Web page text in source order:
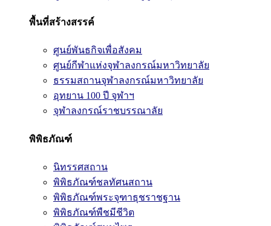
พื้นที่สร้างสรรค์
ศูนย์พันธกิจเพื่อสังคม
ศูนย์กีฬาแห่งจุฬาลงกรณ์มหาวิทยาลัย
ธรรมสถานจุฬาลงกรณ์มหาวิทยาลัย
อุทยาน 100 ปี จุฬาฯ
จุฬาลงกรณ์ราชบรรณาลัย
พิพิธภัณฑ์
นิทรรศสถาน
พิพิธภัณฑ์ชลทัศนสถาน
พิพิธภัณฑ์พระจุฑาธุชราชฐาน
พิพิธภัณฑ์พืชมีชีวิต